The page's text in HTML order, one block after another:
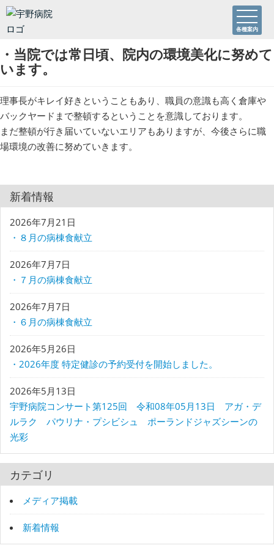
各種案内
・当院では常日頃、院内の環境美化に努めて
います。
理事長がキレイ好きということもあり、職員の意識も高く倉庫や
バックヤードまで整頓するということを意識しております。
まだ整頓が行き届いていないエリアもありますが、今後さらに職
場環境の改善に努めていきます。
新着情報
2026年7月21日
・８月の病棟食献立
2026年7月7日
・７月の病棟食献立
2026年7月7日
・６月の病棟食献立
2026年5月26日
・2026年度 特定健診の予約受付を開始しました。
2026年5月13日
宇野病院コンサート第125回 令和08年05月13日 アガ・デ
ルラク パウリナ・プシビシュ ポーランドジャズシーンの
光彩
カテゴリ
メディア掲載
新着情報